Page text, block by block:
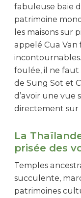
fabuleuse baie
patrimoine
les maisons sur
appelé Cua Van
foulée, il ne faut
de Sung Sot et
d’avoir une vue
directement sur
La
prisée des
Temples
succulente,
patrimoines